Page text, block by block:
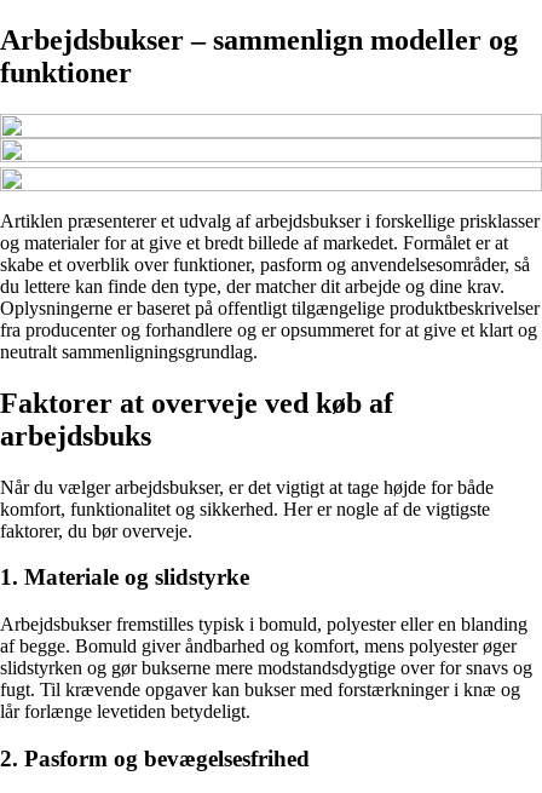
Arbejdsbukser – sammenlign modeller og
funktioner
Artiklen præsenterer et udvalg af arbejdsbukser i forskellige prisklasser
og materialer for at give et bredt billede af markedet. Formålet er at
skabe et overblik over funktioner, pasform og anvendelsesområder, så
du lettere kan finde den type, der matcher dit arbejde og dine krav.
Oplysningerne er baseret på offentligt tilgængelige produktbeskrivelser
fra producenter og forhandlere og er opsummeret for at give et klart og
neutralt sammenligningsgrundlag.
Faktorer at overveje ved køb af
arbejdsbuks
Når du vælger arbejdsbukser, er det vigtigt at tage højde for både
komfort, funktionalitet og sikkerhed. Her er nogle af de vigtigste
faktorer, du bør overveje.
1. Materiale og slidstyrke
Arbejdsbukser fremstilles typisk i bomuld, polyester eller en blanding
af begge. Bomuld giver åndbarhed og komfort, mens polyester øger
slidstyrken og gør bukserne mere modstandsdygtige over for snavs og
fugt. Til krævende opgaver kan bukser med forstærkninger i knæ og
lår forlænge levetiden betydeligt.
2. Pasform og bevægelsesfrihed